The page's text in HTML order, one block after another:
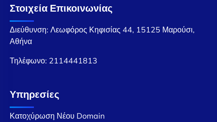
Στοιχεία Επικοινωνίας
Διεύθυνση: Λεωφόρος Κηφισίας 44, 15125 Μαρούσι,
Αθήνα
Τηλέφωνο: 2114441813
Υπηρεσίες
Κατοχύρωση Νέου Domain